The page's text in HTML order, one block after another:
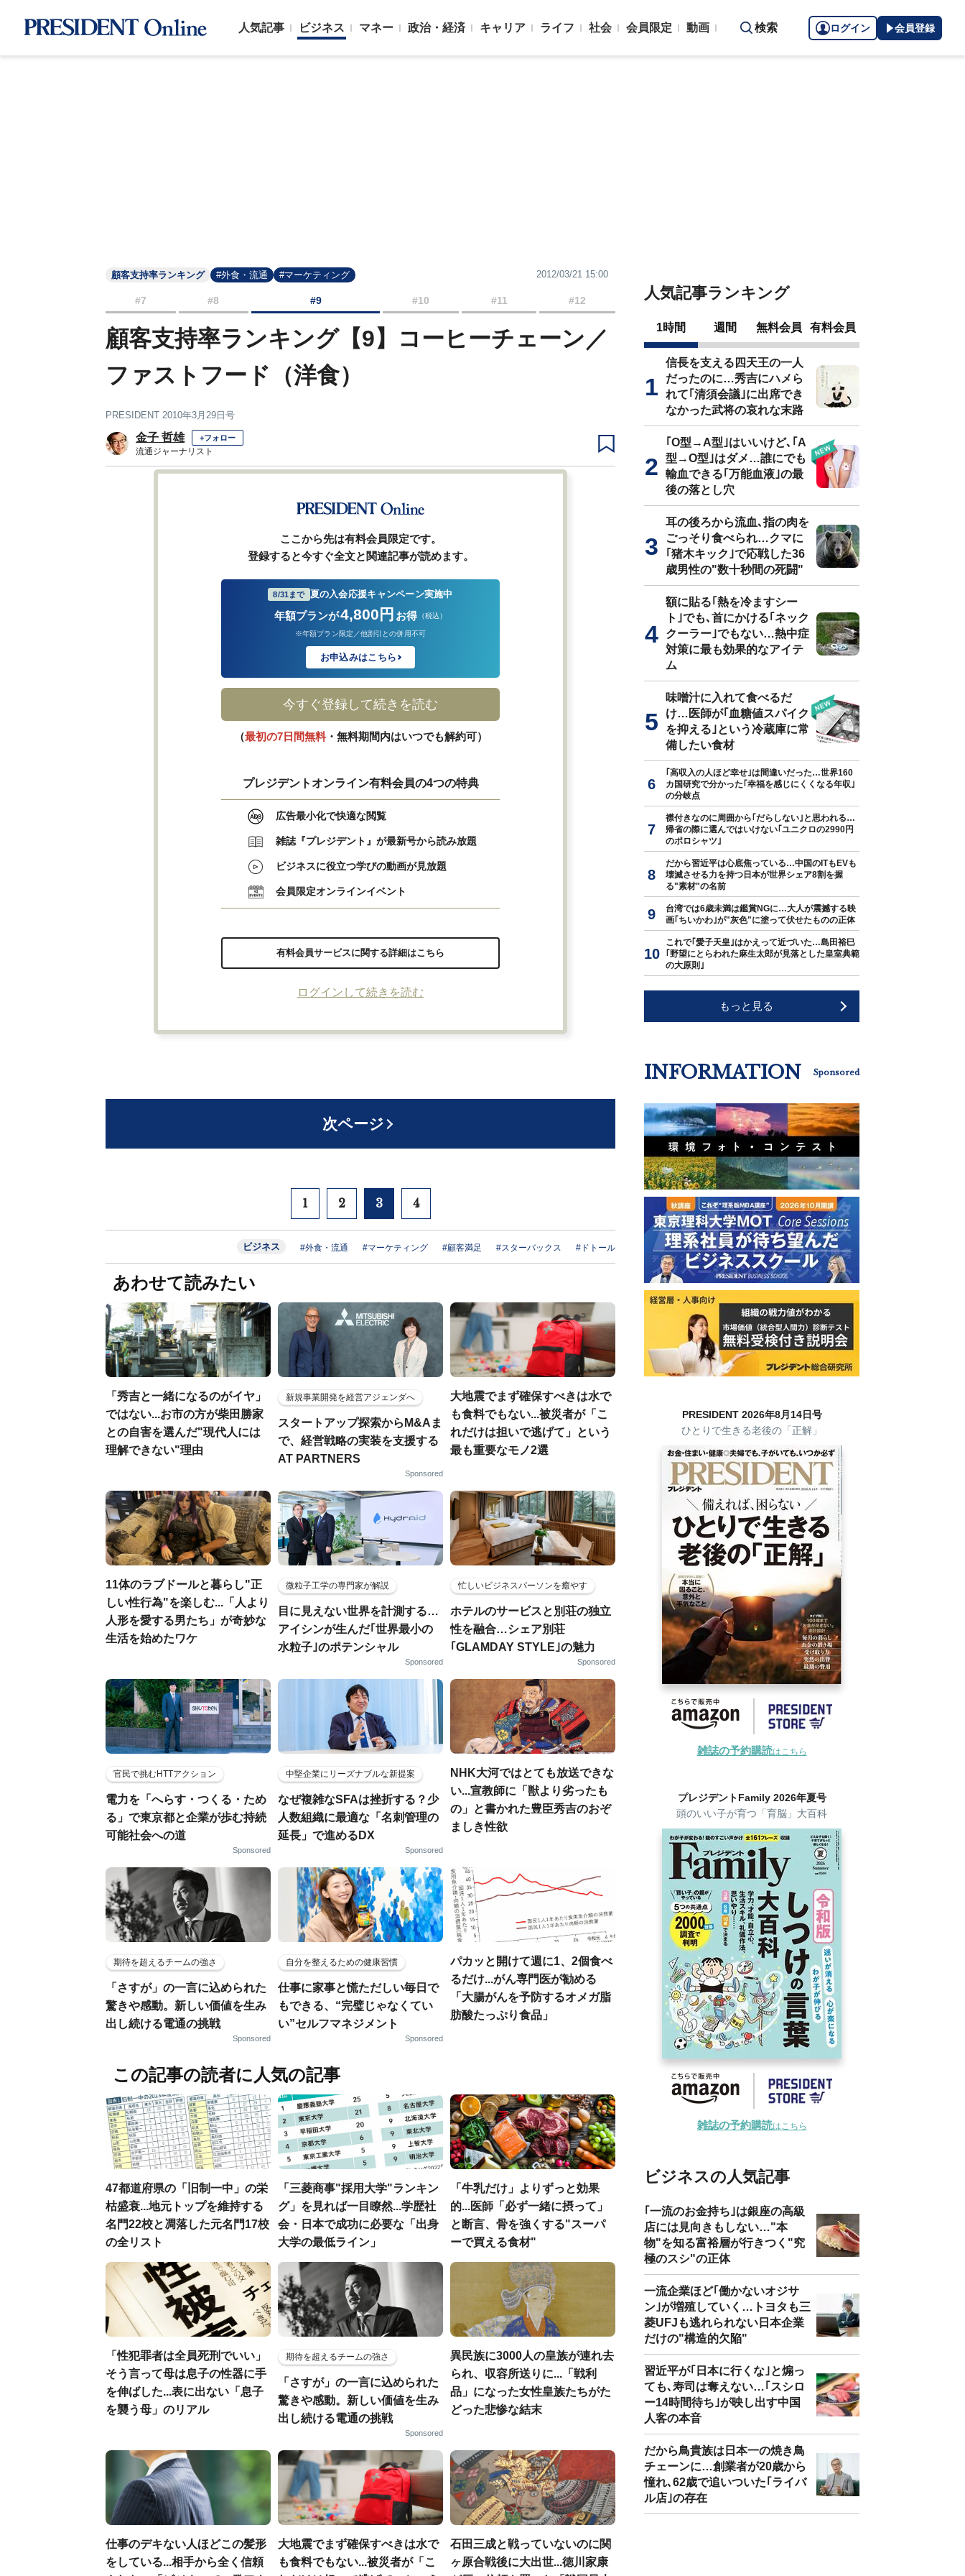
人気記事 ビジネス マネー 政治・経済 キャリア ライフ 社会 会員限定 動画 検索 ログイン 会員登録
顧客支持率ランキング #外食・流通 #マーケティング 2012/03/21 15:00
#7 #8 #9 #10 #11 #12
顧客支持率ランキング【9】コーヒーチェーン／
ファストフード（洋食）
PRESIDENT 2010年3月29日号
金子 哲雄 +フォロー
流通ジャーナリスト
ここから先は有料会員限定です。
登録すると今すぐ全文と関連記事が読めます。
8/31まで 夏の入会応援キャンペーン実施中
年額プランが4,800円 お得 （税込）
※年額プラン限定／他割引との併用不可
お申込みはこちら
今すぐ登録して続きを読む
（最初の7日間無料・無料期間内はいつでも解約可）
プレジデントオンライン有料会員の4つの特典
広告最小化で快適な閲覧
雑誌『プレジデント』が最新号から読み放題
ビジネスに役立つ学びの動画が見放題
会員限定オンラインイベント
有料会員サービスに関する詳細はこちら
ログインして続きを読む
次ページ
1 2 3 4
ビジネス #外食・流通 #マーケティング #顧客満足 #スターバックス #ドトール
あわせて読みたい
「秀吉と一緒になるのがイヤ」
ではない...お市の方が柴田勝家
との自害を選んだ"現代人には
理解できない"理由
新規事業開発を経営アジェンダへ
スタートアップ探索からM&Aま
で、経営戦略の実装を支援する
AT PARTNERS
Sponsored
大地震でまず確保すべきは水で
も食料でもない...被災者が「こ
れだけは担いで逃げて」という
最も重要なモノ2選
11体のラブドールと暮らし"正
しい性行為"を楽しむ...「人より
人形を愛する男たち」が奇妙な
生活を始めたワケ
微粒子工学の専門家が解説
目に見えない世界を計測する…
アイシンが生んだ｢世界最小の
水粒子｣のポテンシャル
Sponsored
忙しいビジネスパーソンを癒やす
ホテルのサービスと別荘の独立
性を融合…シェア別荘
｢GLAMDAY STYLE｣の魅力
Sponsored
官民で挑むHTTアクション
電力を「へらす・つくる・ため
る」で東京都と企業が歩む持続
可能社会への道
Sponsored
中堅企業にリーズナブルな新提案
なぜ複雑なSFAは挫折する？少
人数組織に最適な「名刺管理の
延長」で進めるDX
Sponsored
NHK大河ではとても放送できな
い...宣教師に「獣より劣ったも
の」と書かれた豊臣秀吉のおぞ
ましき性欲
期待を超えるチームの強さ
「さすが」の一言に込められた
驚きや感動。新しい価値を生み
出し続ける電通の挑戦
Sponsored
自分を整えるための健康習慣
仕事に家事と慌ただしい毎日で
もできる、“完璧じゃなくてい
い”セルフマネジメント
Sponsored
パカッと開けて週に1、2個食べ
るだけ...がん専門医が勧める
「大腸がんを予防するオメガ脂
肪酸たっぷり食品」
この記事の読者に人気の記事
47都道府県の「旧制一中」の栄
枯盛衰...地元トップを維持する
名門22校と凋落した元名門17校
の全リスト
「三菱商事"採用大学"ランキン
グ」を見れば一目瞭然...学歴社
会・日本で成功に必要な「出身
大学の最低ライン」
「牛乳だけ」よりずっと効果
的...医師「必ず一緒に摂って」
と断言、骨を強くする"スーパ
ーで買える食材"
「性犯罪者は全員死刑でいい」
そう言って母は息子の性器に手
を伸ばした...表に出ない「息子
を襲う母」のリアル
期待を超えるチームの強さ
「さすが」の一言に込められた
驚きや感動。新しい価値を生み
出し続ける電通の挑戦
Sponsored
異民族に3000人の皇族が連れ去
られ、収容所送りに...「戦利
品」になった女性皇族たちがた
どった悲惨な結末
仕事のデキない人ほどこの髪形
をしている...相手から全く信頼
大地震でまず確保すべきは水で
も食料でもない...被災者が「こ
石田三成と戦っていないのに関
ヶ原合戦後に大出世...徳川家康
人気記事ランキング
1時間 週間 無料会員 有料会員
信長を支える四天王の一人
だったのに…秀吉にハメら
れて｢清須会議｣に出席でき
なかった武将の哀れな末路
｢O型→A型｣はいいけど､｢A
型→O型｣はダメ…誰にでも
輸血できる｢万能血液｣の最
後の落とし穴
耳の後ろから流血､指の肉を
ごっそり食べられ…クマに
｢猪木キック｣で応戦した36
歳男性の"数十秒間の死闘"
額に貼る｢熱を冷ますシー
ト｣でも､首にかける｢ネック
クーラー｣でもない…熱中症
対策に最も効果的なアイテ
ム
味噌汁に入れて食べるだ
け…医師が｢血糖値スパイク
を抑える｣という冷蔵庫に常
備したい食材
｢高収入の人ほど幸せ｣は間違いだった…世界160
カ国研究で分かった｢幸福を感じにくくなる年収｣
の分岐点
襟付きなのに周囲から｢だらしない｣と思われる…
帰省の際に選んではいけない｢ユニクロの2990円
のポロシャツ｣
だから習近平は心底焦っている…中国のITもEVも
壊滅させる力を持つ日本が世界シェア8割を握
る"素材"の名前
台湾では6歳未満は鑑賞NGに…大人が震撼する映
画｢ちいかわ｣が"灰色"に塗って伏せたものの正体
これで｢愛子天皇｣はかえって近づいた…島田裕巳
｢野望にとらわれた麻生太郎が見落とした皇室典範
の大原則｣
もっと見る
INFORMATION Sponsored
PRESIDENT 2026年8月14日号
ひとりで生きる老後の「正解」
雑誌の予約購読はこちら
プレジデントFamily 2026年夏号
頭のいい子が育つ「育脳」大百科
雑誌の予約購読はこちら
ビジネスの人気記事
｢一流のお金持ち｣は銀座の高級
店には見向きもしない…"本
物"を知る富裕層が行きつく"究
極のスシ"の正体
一流企業ほど｢働かないオジサ
ン｣が増殖していく…トヨタも三
菱UFJも逃れられない日本企業
だけの"構造的欠陥"
習近平が｢日本に行くな｣と煽っ
ても､寿司は奪えない…｢スシロ
ー14時間待ち｣が映し出す中国
人客の本音
だから鳥貴族は日本一の焼き鳥
チェーンに…創業者が20歳から
憧れ､62歳で追いついた｢ライバ
ル店｣の存在